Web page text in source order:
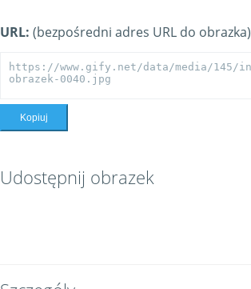
URL: (bezpośredni adres URL do obrazka)
Kopiuj
Udostępnij obrazek